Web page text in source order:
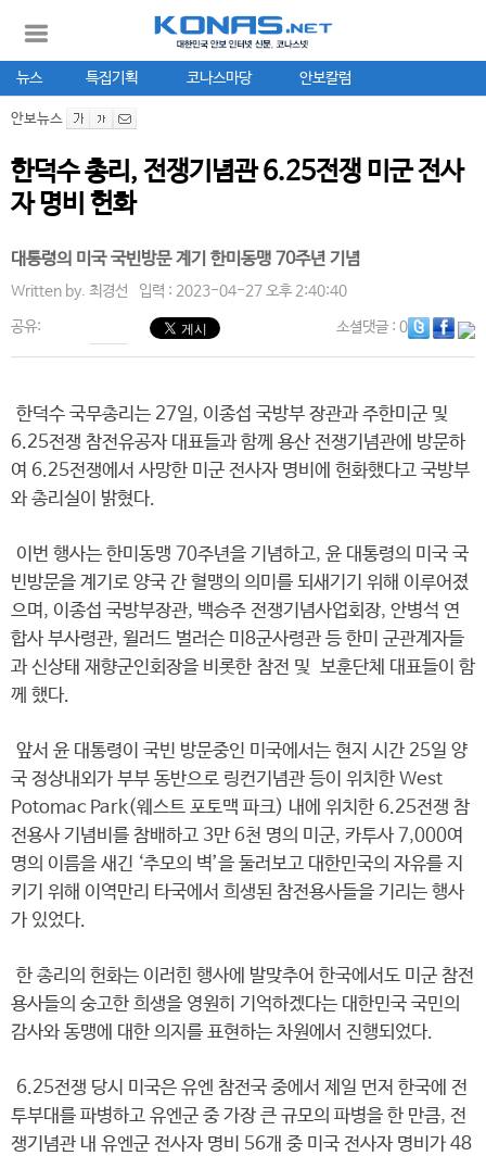
뉴스 특집기획 코나스마당 안보칼럼
안보뉴스
한덕수 총리, 전쟁기념관 6.25전쟁 미군 전사
자 명비 헌화
대통령의 미국 국빈방문 계기 한미동맹 70주년 기념
Written by. 최경선 입력 : 2023-04-27 오후 2:40:40
공유: 소셜댓글: 0
한덕수 국무총리는 27일, 이종섭 국방부 장관과 주한미군 및
6.25전쟁 참전유공자 대표들과 함께 용산 전쟁기념관에 방문하
여 6.25전쟁에서 사망한 미군 전사자 명비에 헌화했다고 국방부
와 총리실이 밝혔다.
이번 행사는 한미동맹 70주년을 기념하고, 윤 대통령의 미국 국
빈방문을 계기로 양국 간 혈맹의 의미를 되새기기 위해 이루어졌
으며, 이종섭 국방부장관, 백승주 전쟁기념사업회장, 안병석 연
합사 부사령관, 윌러드 벌러슨 미8군사령관 등 한미 군관계자들
과 신상태 재향군인회장을 비롯한 참전 및 보훈단체 대표들이 함
께 했다.
앞서 윤 대통령이 국빈 방문중인 미국에서는 현지 시간 25일 양
국 정상내외가 부부 동반으로 링컨기념관 등이 위치한 West
Potomac Park(웨스트 포토맥 파크) 내에 위치한 6.25전쟁 참
전용사 기념비를 참배하고 3만 6천 명의 미군, 카투사 7,000여
명의 이름을 새긴 ‘추모의 벽’을 둘러보고 대한민국의 자유를 지
키기 위해 이역만리 타국에서 희생된 참전용사들을 기리는 행사
가 있었다.
한 총리의 헌화는 이러힌 행사에 발맞추어 한국에서도 미군 참전
용사들의 숭고한 희생을 영원히 기억하겠다는 대한민국 국민의
감사와 동맹에 대한 의지를 표현하는 차원에서 진행되었다.
6.25전쟁 당시 미국은 유엔 참전국 중에서 제일 먼저 한국에 전
투부대를 파병하고 유엔군 중 가장 큰 규모의 파병을 한 만큼, 전
쟁기념관 내 유엔군 전사자 명비 56개 중 미국 전사자 명비가 48